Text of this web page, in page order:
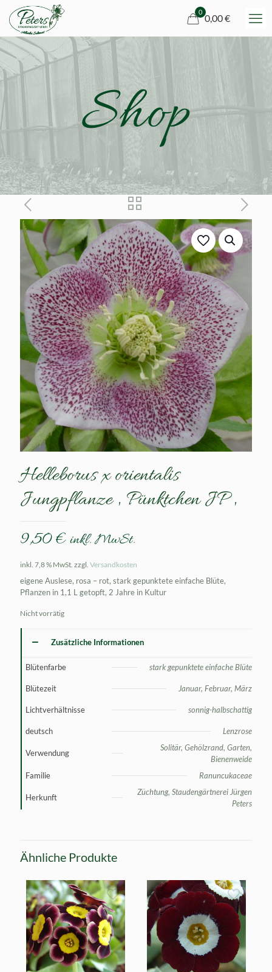
0
0,00 €
Shop
Helleborus x orientalis
Jungpflanze ‚ Pünktchen JP ‚
9,50€ inkl. MwSt.
inkl. 7,8 % MwSt. zzgl. Versandkosten
eigene Auslese, rosa – rot, stark gepunktete einfache Blüte,
Pflanzen in 1,1 L getopft, 2 Jahre in Kultur
Nicht vorrätig
Zusätzliche Informationen
Blütenfarbe stark gepunktete einfache Blüte
Blütezeit Januar, Februar, März
Lichtverhältnisse sonnig-halbschattig
deutsch Lenzrose
Verwendung
Solitär, Gehölzrand, Garten,
Bienenweide
Familie
Ranuncukaceae
Herkunft
Züchtung, Staudengärtnerei Jürgen
Peters
Ähnliche Produkte